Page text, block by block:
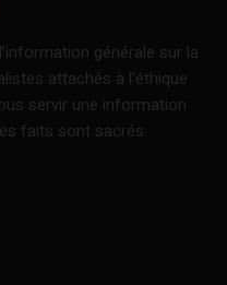
générale sur la
attachés à l’éthique
servir une information
faits sont sacrés.